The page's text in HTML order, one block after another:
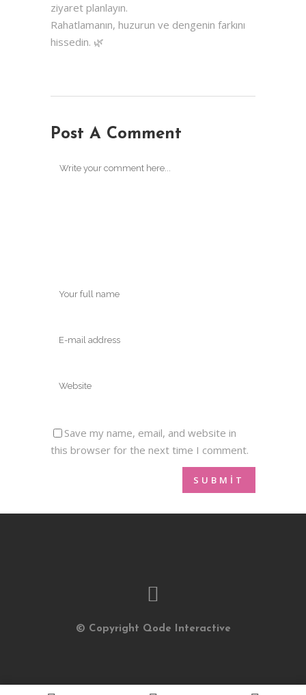
ziyaret planlayın.
Rahatlamanın, huzurun ve dengenin farkını
hissedin. 🌿
Post A Comment
Save my name, email, and website in
this browser for the next time I comment.
© Copyright Qode Interactive